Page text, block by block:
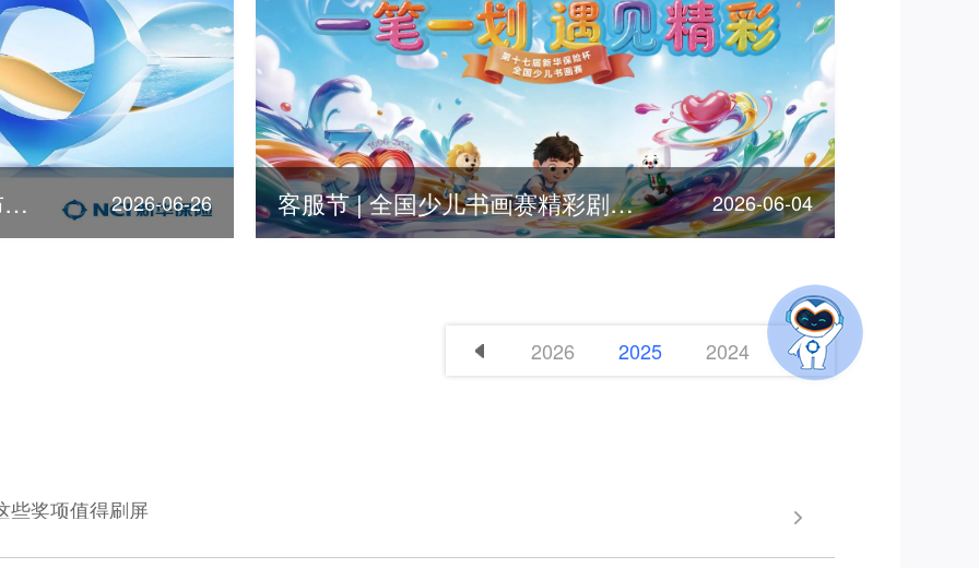
第378位！新华保险荣登《福布斯》全球500强 2026-06-26 客服节 | 全国少儿书画赛精彩剧透，期待您的参加！ 2026-06-04
2026 2025 2024 2023
些奖项值得刷屏